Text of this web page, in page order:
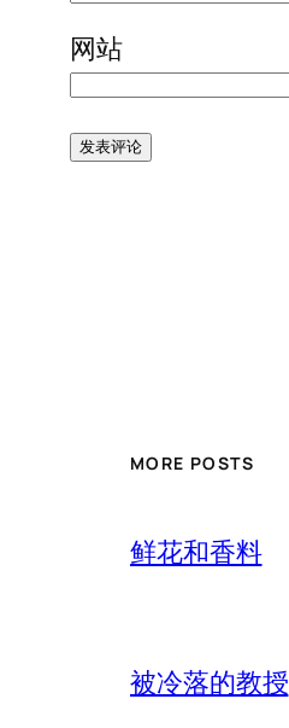
网站
MORE POSTS
鲜花和香料
被冷落的教授